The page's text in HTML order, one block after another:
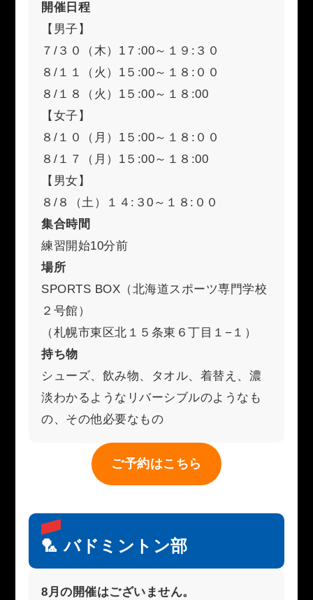
開催日程
【男子】
７/３０（木）1７:00～１９:３０
８/１１（火）1５:00～１８:００
８/１８（火）1５:00～１８:00
【女子】
８/１０（月）1５:00～１８:００
８/１７（月）1５:00～１８:00
【男女】
８/８（土）１４:３0～１８:００
集合時間
練習開始10分前
場所
SPORTS BOX（北海道スポーツ専門学校
２号館）
（札幌市東区北１５条東６丁目１−１）
持ち物
シューズ、飲み物、タオル、着替え、濃
淡わかるようなリバーシブルのようなも
の、その他必要なもの
ご予約はこちら
🏸 バドミントン部
8月の開催はございません。